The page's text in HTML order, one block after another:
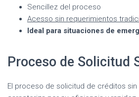
Sencillez del proceso
Acesso sin requerimientos
Ideal para situaciones de
Proceso de Solicitud
El proceso de solicitud de créditos